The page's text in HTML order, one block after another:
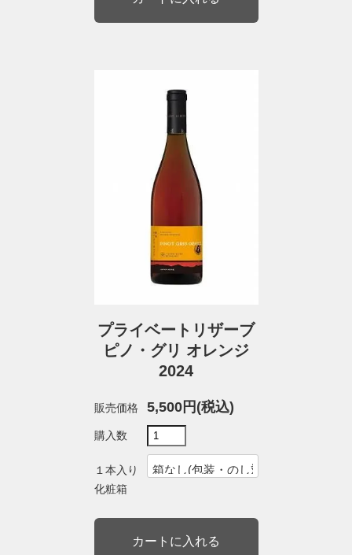
プライベートリザーブ
ピノ・グリ オレンジ
2024
販売価格 5,500円(税込)
購入数
１本入り
化粧箱